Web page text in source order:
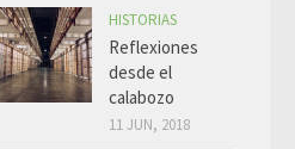
HISTORIAS
Reflexiones
desde el
calabozo
11 JUN, 2018